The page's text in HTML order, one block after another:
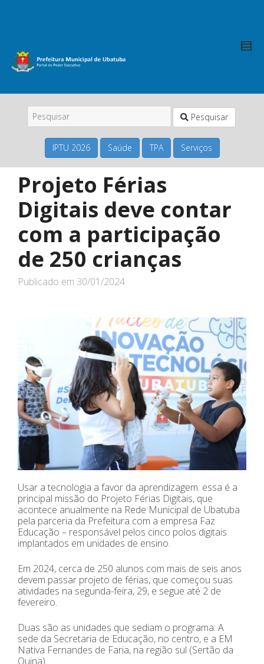
Pesquisar
IPTU 2026 Saúde TPA Serviços
Projeto Férias
Digitais deve contar
com a participação
de 250 crianças
Publicado em 30/01/2024
Usar a tecnologia a favor da aprendizagem: essa é a
principal missão do Projeto Férias Digitais, que
acontece anualmente na Rede Municipal de Ubatuba
pela parceria da Prefeitura com a empresa Faz
Educação – responsável pelos cinco polos digitais
implantados em unidades de ensino.
Em 2024, cerca de 250 alunos com mais de seis anos
devem passar projeto de férias, que começou suas
atividades na segunda-feira, 29, e segue até 2 de
fevereiro.
Duas são as unidades que sediam o programa: A
sede da Secretaria de Educação, no centro, e a EM
Nativa Fernandes de Faria, na região sul (Sertão da
Quina).